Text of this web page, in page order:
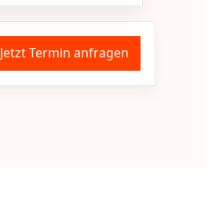
Jetzt Termin anfragen